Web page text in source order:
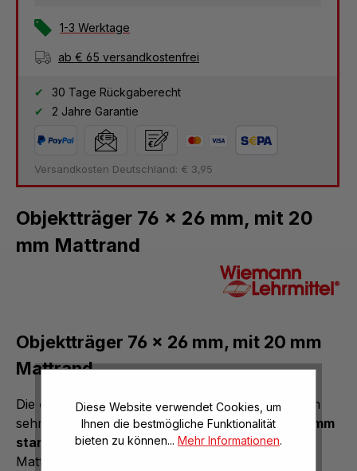
1-3 Werktage
ab € 65 versandkostenfrei
30 Tage Rückgaberecht
2 Jahre Garantie
Versandkosten Deutschland: € 3,95
Objektträger 76 x 26 mm, mit 20
mm Mattrand
Objektträger 76 x 26 mm, mit 20 mm
Mattrand
Die qualitativ hochwertigenObjektträger sind ein
sehr nützliches Mikroskopier-Zubehör. Die ca.
1 mm
starken Objektträgerbesitzen einen 20mm
Mattrand und sind nicht korrosiv. Dank der
Diese Website verwendet Cookies, um
Ihnen die bestmögliche Funktionalität
bieten zu können... Mehr Informationen.